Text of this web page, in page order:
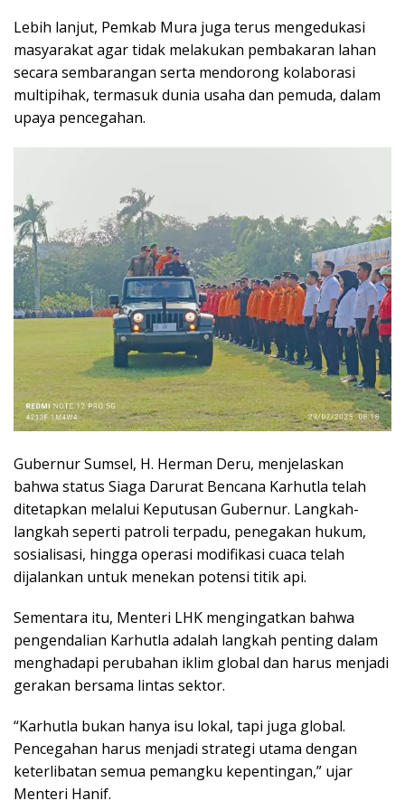
Lebih lanjut, Pemkab Mura juga terus mengedukasi
masyarakat agar tidak melakukan pembakaran lahan
secara sembarangan serta mendorong kolaborasi
multipihak, termasuk dunia usaha dan pemuda, dalam
upaya pencegahan.
Gubernur Sumsel, H. Herman Deru, menjelaskan
bahwa status Siaga Darurat Bencana Karhutla telah
ditetapkan melalui Keputusan Gubernur. Langkah-
langkah seperti patroli terpadu, penegakan hukum,
sosialisasi, hingga operasi modifikasi cuaca telah
dijalankan untuk menekan potensi titik api.
Sementara itu, Menteri LHK mengingatkan bahwa
pengendalian Karhutla adalah langkah penting dalam
menghadapi perubahan iklim global dan harus menjadi
gerakan bersama lintas sektor.
“Karhutla bukan hanya isu lokal, tapi juga global.
Pencegahan harus menjadi strategi utama dengan
keterlibatan semua pemangku kepentingan,” ujar
Menteri Hanif.